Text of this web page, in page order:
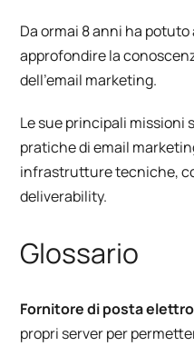
Da ormai 8 anni ha
approfondire la
dell’email marketing.
Le sue principali missioni
pratiche di email
infrastrutture tecniche,
deliverability.
Glossario
Fornitore di posta
propri server per